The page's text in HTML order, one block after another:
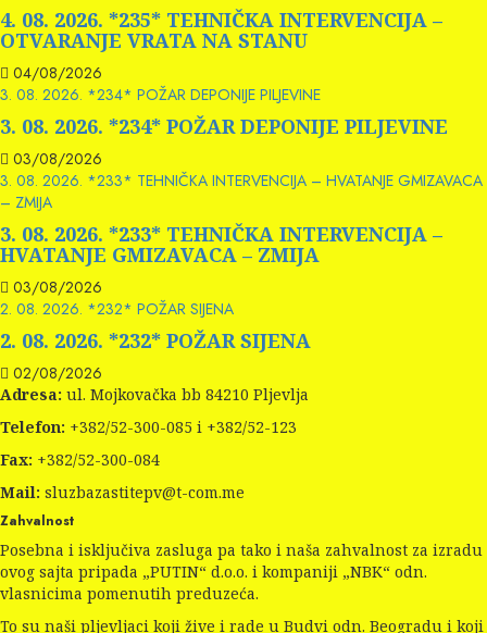
4. 08. 2026. *235* TEHNIČKA INTERVENCIJA –
OTVARANJE VRATA NA STANU
04/08/2026
3. 08. 2026. *234* POŽAR DEPONIJE PILJEVINE
3. 08. 2026. *234* POŽAR DEPONIJE PILJEVINE
03/08/2026
3. 08. 2026. *233* TEHNIČKA INTERVENCIJA – HVATANJE GMIZAVACA
– ZMIJA
3. 08. 2026. *233* TEHNIČKA INTERVENCIJA –
HVATANJE GMIZAVACA – ZMIJA
03/08/2026
2. 08. 2026. *232* POŽAR SIJENA
2. 08. 2026. *232* POŽAR SIJENA
02/08/2026
Adresa: ul. Mojkovačka bb 84210 Pljevlja
Telefon: +382/52-300-085 i +382/52-123
Fax: +382/52-300-084
Mail: sluzbazastitepv@t-com.me
Zahvalnost
Posebna i isključiva zasluga pa tako i naša zahvalnost za izradu
ovog sajta pripada „PUTIN“ d.o.o. i kompaniji „NBK“ odn.
vlasnicima pomenutih preduzeća.
To su naši pljevljaci koji žive i rade u Budvi odn. Beogradu i koji